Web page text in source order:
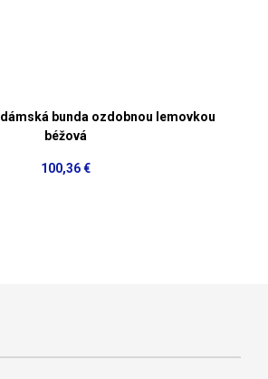
bunda ozdobnou lemovkou
béžová
100,36 €